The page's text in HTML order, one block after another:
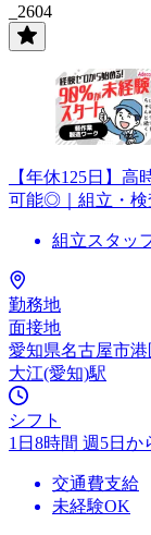
_2604
【年休125日】
可能◎｜組立・検
組立スタッ
勤務地
面接地
愛知県名古屋市港
大江(愛知)駅
シフト
1日8時間 週5日か
交通費支給
未経験OK